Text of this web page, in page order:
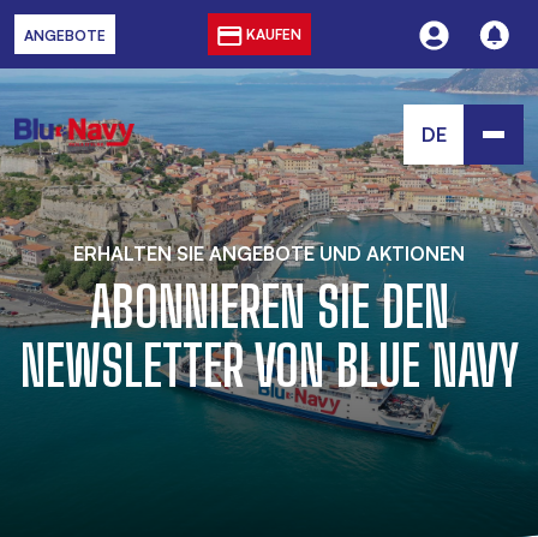
ANGEBOTE KAUFEN
DE
ERHALTEN SIE ANGEBOTE UND AKTIONEN
ABONNIEREN SIE DEN
NEWSLETTER VON BLUE NAVY